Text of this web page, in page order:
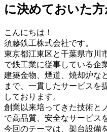
に決めておいた
こんにちは！
須藤鉄工株式会社です。
東京都江東区と千葉県市川
で鉄工業に従事している企
建築金物、煙道、焼却炉な
まで、一貫したサービスを
しております。
創業以来培ってきた技術と
で高品質、安全なサービス
今回のテーマは、架台設備